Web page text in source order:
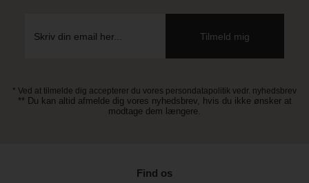
* Ved at tilmelde dig accepterer du vores persondatapolitik vedr. nyhedsbrev
** Du kan altid afmelde dig vores nyhedsbrev, hvis du ikke ønsker at
modtage dem længere.
Find os